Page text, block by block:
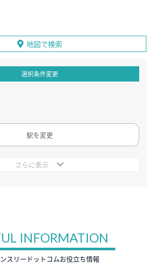
地図で検索
選択条件変更
駅を変更
さらに表示
INFORMATION
スリードットコムお役立ち情報